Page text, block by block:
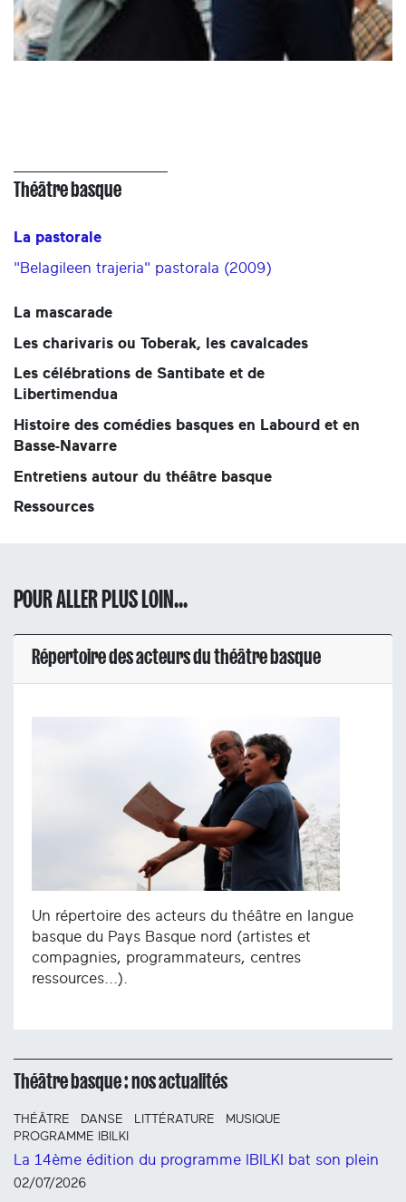
Théâtre basque
La pastorale
"Belagileen trajeria" pastorala (2009)
La mascarade
Les charivaris ou Toberak, les cavalcades
Les célébrations de Santibate et de
Libertimendua
Histoire des comédies basques en Labourd et en
Basse-Navarre
Entretiens autour du théâtre basque
Ressources
POUR ALLER PLUS LOIN...
Répertoire des acteurs du théâtre basque
Un répertoire des acteurs du théâtre en langue
basque du Pays Basque nord (artistes et
compagnies, programmateurs, centres
ressources...).
Théâtre basque : nos actualités
THÉÂTRE DANSE LITTÉRATURE
MUSIQUE
PROGRAMME IBILKI
La 14ème édition du programme IBILKI bat son plein
02/07/2026